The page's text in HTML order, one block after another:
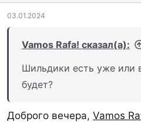
03.01.2024
Vamos Rafa! сказал(а):
Шильдики есть уже или
будет?
Доброго вечера, Vamos